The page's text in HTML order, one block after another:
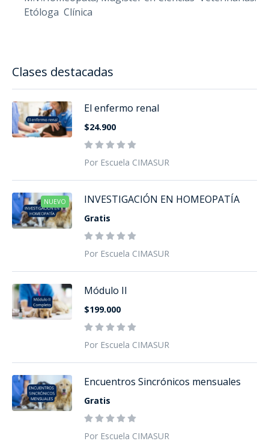
Etóloga Clínica
Clases destacadas
El enfermo renal
$24.900
Por Escuela CIMASUR
NUEVO INVESTIGACIÓN EN HOMEOPATÍA
Gratis
Por Escuela CIMASUR
Módulo II
$199.000
Por Escuela CIMASUR
Encuentros Sincrónicos mensuales
Gratis
Por Escuela CIMASUR